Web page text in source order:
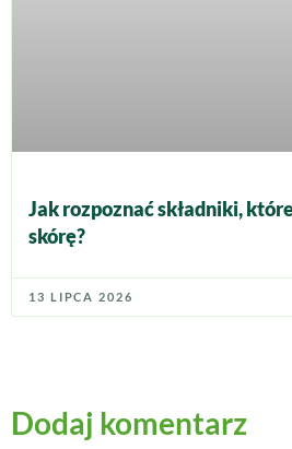
Jak rozpoznać składniki,
skórę?
13 LIPCA 2026
Dodaj komentarz